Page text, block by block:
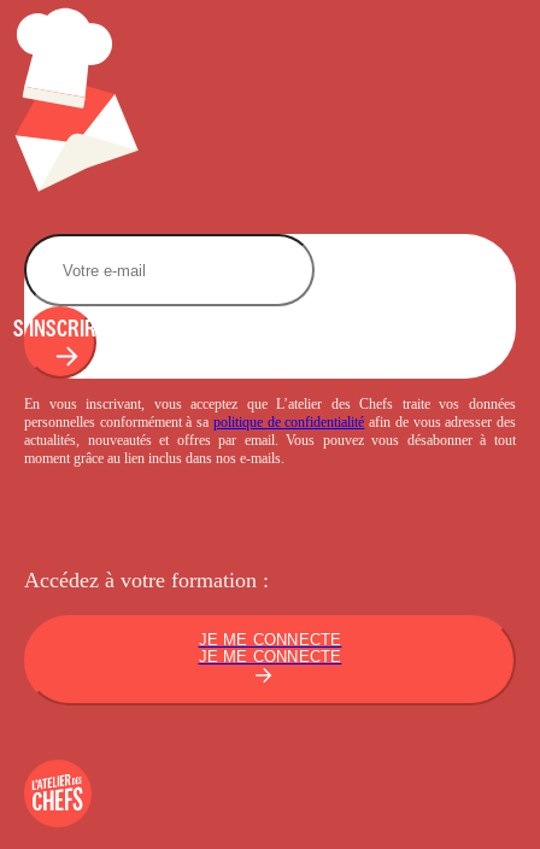
S'INSCRIRE
En vous inscrivant, vous acceptez que L’atelier des Chefs traite vos données
personnelles conformément à sa politique de confidentialité afin de vous adresser des
actualités, nouveautés et offres par email. Vous pouvez vous désabonner à tout
moment grâce au lien inclus dans nos e-mails.
Accédez à votre formation :
JE ME CONNECTE
JE ME CONNECTE